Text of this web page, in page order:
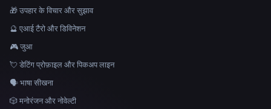
🎁 उपहार के विचार और सुझाव
🔮 एआई टैरो और डिविनेशन
🎮 जुआ
💘 डेटिंग प्रोफ़ाइल और पिकअप लाइन
🗣️ भाषा सीखना
🎲 मनोरंजन और नोवेल्टी